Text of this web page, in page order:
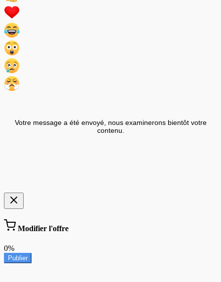
Votre message a été envoyé, nous examinerons bientôt votre
contenu.
Modifier l'offre
0%
Publier